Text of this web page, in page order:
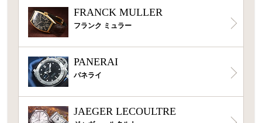
FRANCK MULLER
フランク ミュラー
PANERAI
パネライ
JAEGER LECOULTRE